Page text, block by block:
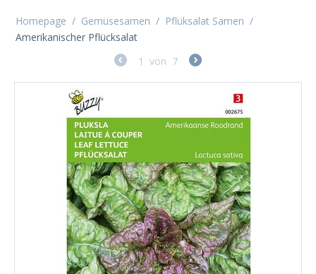
Homepage / Gemüsesamen / Pflüksalat Samen /
Amerikanischer Pflücksalat
1 von 7